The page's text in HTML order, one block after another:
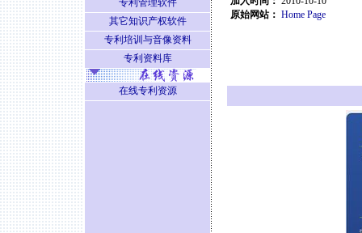
原始网站： Home Page
专利管理软件
其它知识产权软件
专利培训与音像资料
专利资料库
在线专利资源